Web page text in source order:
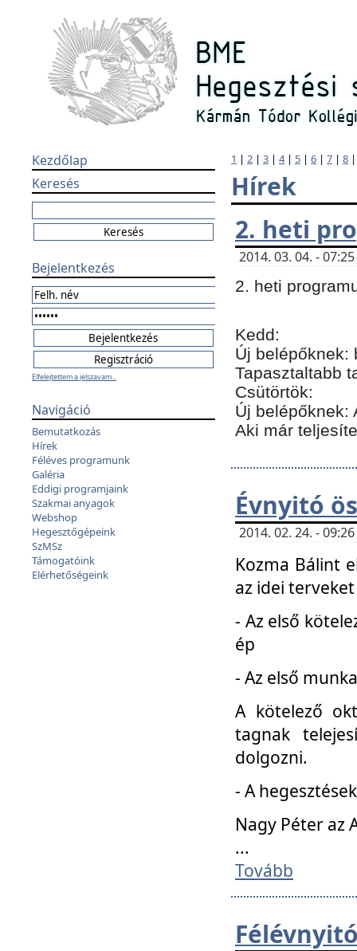
Kezdőlap
Keresés
Bejelentkezés
Elfelejtettem a jelszavam...
Navigáció
Bemutatkozás
Hírek
Féléves programunk
Galéria
Eddigi programjaink
Szakmai anyagok
Webshop
Hegesztőgépeink
SzMSz
Támogatóink
Elérhetőségeink
1 | 2 | 3 | 4| 5 | 6 | 7 | 8
Hírek
2. heti
2014. 03. 04. -
2. heti
Kedd:
Új belépőknek:
Tapasztaltabb
Csütörtök:
Új belépőknek:
Aki már
Évnyitó
2014. 02. 24. -
Kozma Bálint
az idei
- Az első
ép
- Az első
A kötelező
tagnak
dolgozni.
- A
Nagy Péter az
...
Tovább